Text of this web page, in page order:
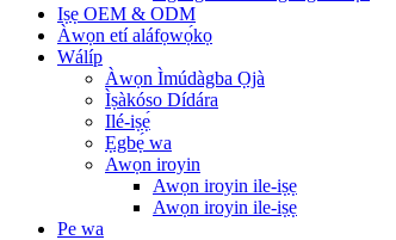
Iṣẹ OEM & ODM
Àwọn etí aláfọwọ́kọ
Wálíp
Àwọn Ìmúdàgba Ọjà
Ìṣàkóso Dídára
Ilé-iṣẹ́
Ẹgbẹ́ wa
Awọn iroyin
Awọn iroyin ile-iṣẹ
Awọn iroyin ile-iṣẹ
Pe wa